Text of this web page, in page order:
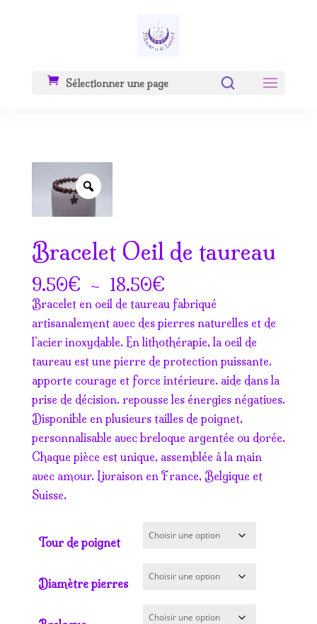
Sélectionner une page
Zoom
Bracelet Oeil de taureau
9.50€ – 18.50€Plage
de
prix :
9.50€
à
18.50€
Bracelet en oeil de taureau fabriqué
artisanalement avec des pierres naturelles et de
l’acier inoxydable. En lithothérapie, la oeil de
taureau est une pierre de protection puissante.
apporte courage et force intérieure. aide dans la
prise de décision. repousse les énergies négatives.
Disponible en plusieurs tailles de poignet,
personnalisable avec breloque argentée ou dorée.
Chaque pièce est unique, assemblée à la main
avec amour. Livraison en France, Belgique et
Suisse.
Tour de poignet
Diamètre pierres